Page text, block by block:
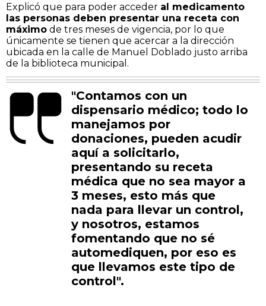
Explicó que para poder acceder al medicamento
las personas deben presentar una receta con
máximo de tres meses de vigencia, por lo que
únicamente se tienen que acercar a la dirección
ubicada en la calle de Manuel Doblado justo arriba
de la biblioteca municipal.
"Contamos con un
dispensario médico; todo lo
manejamos por
donaciones, pueden acudir
aquí a solicitarlo,
presentando su receta
médica que no sea mayor a
3 meses, esto más que
nada para llevar un control,
y nosotros, estamos
fomentando que no sé
automediquen, por eso es
que llevamos este tipo de
control".